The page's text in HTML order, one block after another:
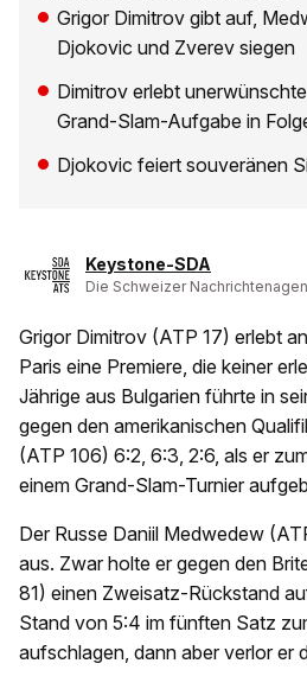
Grigor Dimitrov gibt auf,
Djokovic und Zverev siegen
Dimitrov erlebt
Grand-Slam-Aufgabe in
Djokovic feiert souveränen
Keystone-SDA
Die Schweizer
Grigor Dimitrov (ATP 17) erlebt
Paris eine Premiere, die keiner
Jährige aus Bulgarien führte in
gegen den amerikanischen
(ATP 106) 6:2, 6:3, 2:6, als er
einem Grand-Slam-Turnier
Der Russe Daniil Medwedew
aus. Zwar holte er gegen den
81) einen Zweisatz-Rückstand
Stand von 5:4 im fünften Satz
aufschlagen, dann aber verlor er